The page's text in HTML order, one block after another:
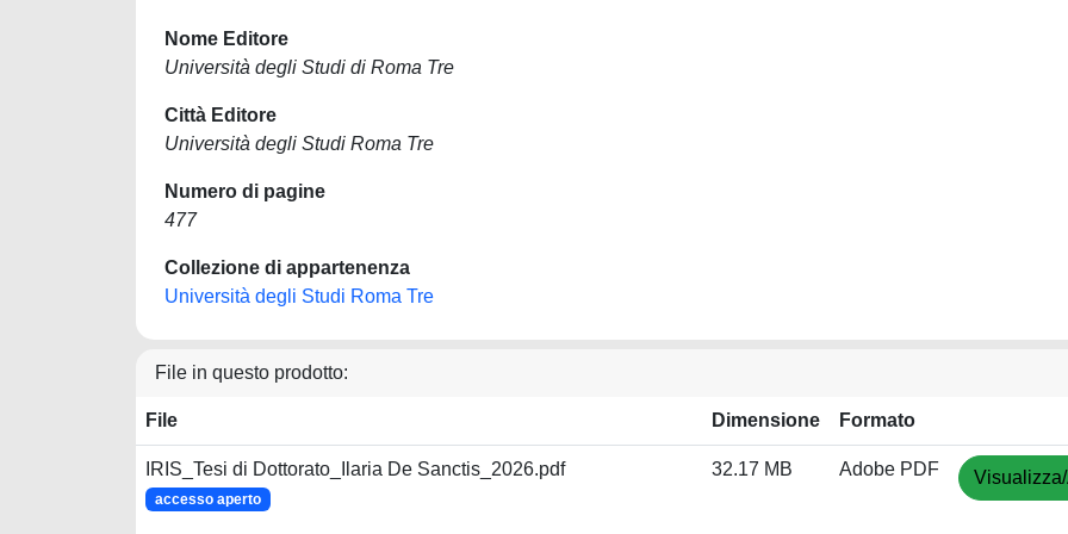
Nome Editore
Università degli Studi di Roma Tre
Città Editore
Università degli Studi Roma Tre
Numero di pagine
477
Collezione di appartenenza
Università degli Studi Roma Tre
File in questo prodotto:
File Dimensione Formato
IRIS_Tesi di Dottorato_Ilaria De Sanctis_2026.pdf
accesso aperto
32.17 MB Adobe PDF